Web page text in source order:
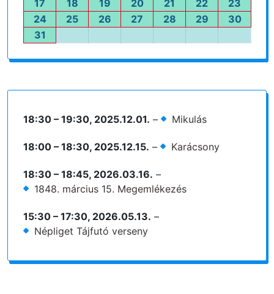
17 2026.08.17.
18 2026.08.18.
19 2026.08.19.
20 2026.08.20.
21 2026.08.21.
22 2026.08.22.
23
24 2026.08.24.
25 2026.08.25.
26 2026.08.26.
27 2026.08.27.
28 2026.08.28.
29 2026.08.29.
30
31
18:30 – 19:30, 2025.12.01. – Mikulás
18:00 – 18:30, 2025.12.15. – Karácsony
18:30 – 18:45, 2026.03.16. –
1848. március 15. Megemlékezés
15:30 – 17:30, 2026.05.13. –
Népliget Tájfutó verseny